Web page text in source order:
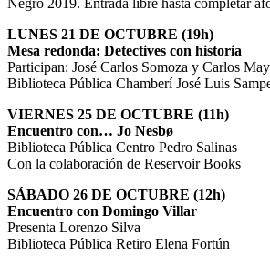
LUNES 21 DE OCTUBRE (19h)
Mesa redonda: Detectives con historia
Participan: José Carlos Somoza y Carlos
Biblioteca Pública Chamberí José Luis
VIERNES 25 DE OCTUBRE (11h)
Encuentro con… Jo Nesbø
Biblioteca Pública Centro Pedro Salinas
Con la colaboración de Reservoir Books
SÁBADO 26 DE OCTUBRE (12h)
Encuentro con Domingo Villar
Presenta Lorenzo Silva
Biblioteca Pública Retiro Elena Fortún